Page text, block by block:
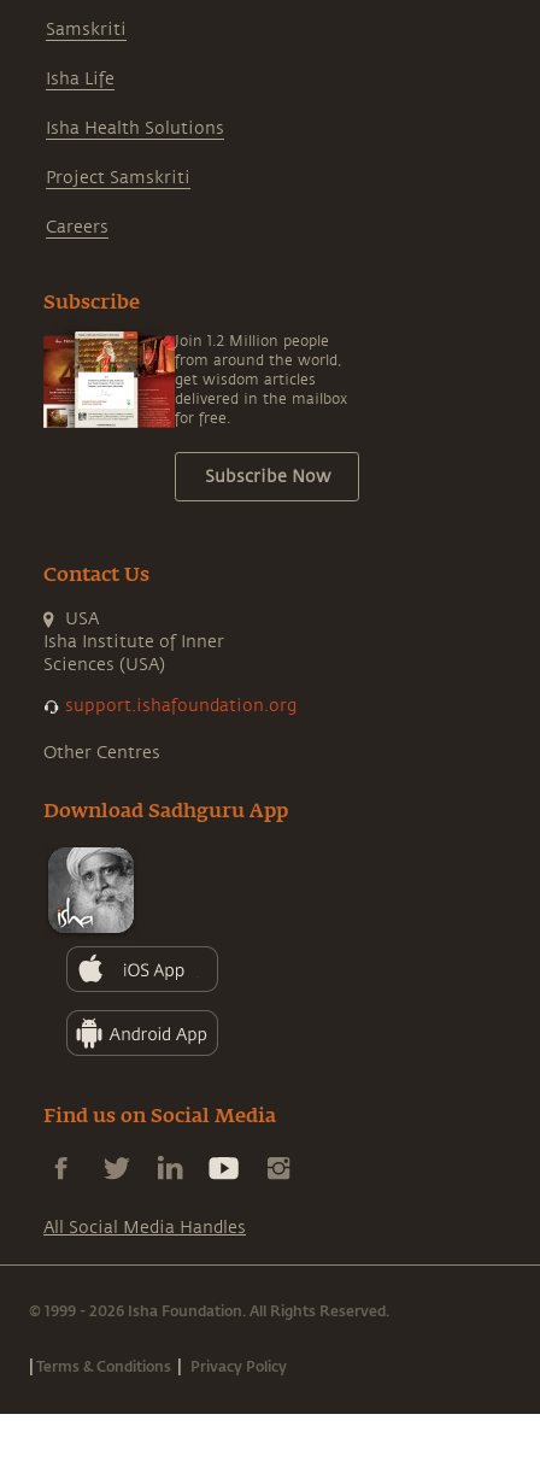
Samskriti
Isha Life
Isha Health Solutions
Project Samskriti
Careers
Subscribe
Join 1.2 Million people
from around the world,
get wisdom articles
delivered in the mailbox
for free.
Subscribe Now
Contact Us
USA
Isha Institute of Inner
Sciences (USA)
support.ishafoundation.org
Other Centres
Download Sadhguru App
Find us on Social Media
All Social Media Handles
© 1999 - 2026 Isha Foundation. All Rights Reserved.
|Terms & Conditions | Privacy Policy